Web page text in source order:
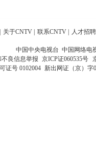
关于CNTV 联系CNTV 人才招聘
中国中央电视台 中国网络电
良信息举报 京ICP证060535号
证号 0102004 新出网证（京）